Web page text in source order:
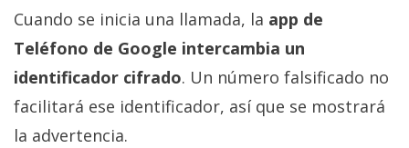
Cuando se inicia una llamada, la app de
Teléfono de Google intercambia un
identificador cifrado. Un número falsificado no
facilitará ese identificador, así que se mostrará
la advertencia.